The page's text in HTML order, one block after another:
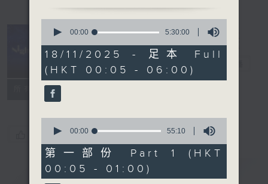
所有集數
Night Music
長夜細聽
您喜歡這個節目嗎?
簡介 GIST
seconds
5
hours,
30
minutes,
0
seconds
00:00 5:30:00
18/11/2025 - 足本 Full
(HKT 00:05 - 06:00)
seconds
55
minutes,
10
seconds
00:00 55:10
第一部份 Part 1 (HKT
00:05 - 01:00)